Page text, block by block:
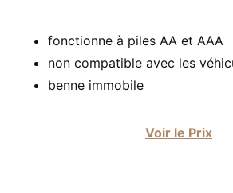
fonctionne à piles AA et AAA
non compatible avec les
benne immobile
Voir le Prix